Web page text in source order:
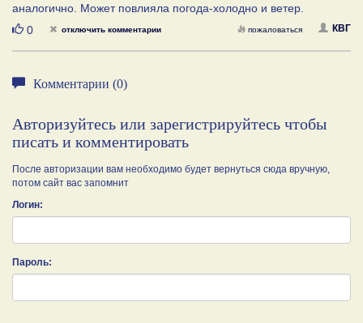
аналогично. Может повлияла погода-холодно и ветер.
Нравится
0 отключить комментарии КВГ
пожаловаться
Комментарии (0)
Авторизуйтесь или зарегистрируйтесь чтобы
писать и комментировать
После авторизации вам необходимо будет вернуться сюда вручную,
потом сайт вас запомнит
Логин:
Пароль: